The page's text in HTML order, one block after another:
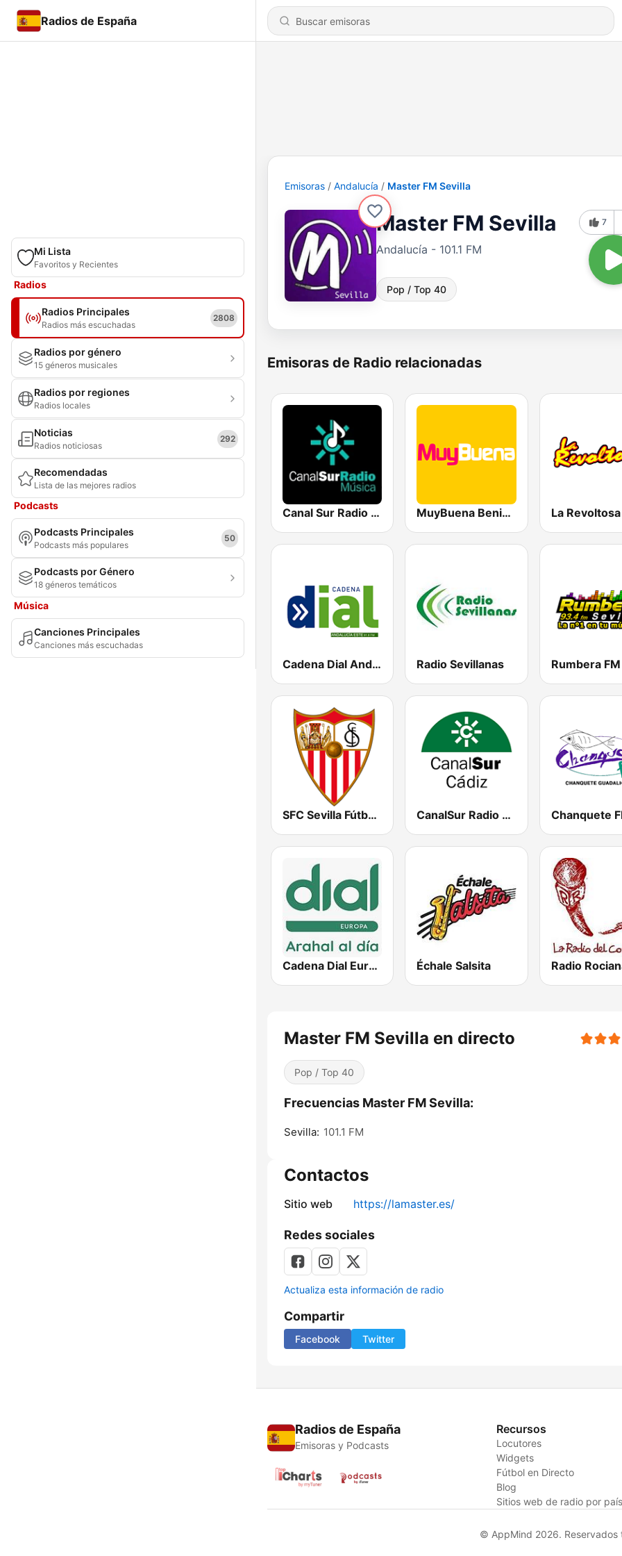
Radios de España
Mi Lista
Favoritos y Recientes
Radios
Radios Principales
Radios más escuchadas
2808
Radios por género
15 géneros musicales
Radios por regiones
Radios locales
Noticias
Radios noticiosas
292
Recomendadas
Lista de las mejores radios
Podcasts
Podcasts Principales
Podcasts más populares
50
Podcasts por Género
18 géneros temáticos
Música
Canciones Principales
Canciones más escuchadas
Emisoras Andalucía Master FM Sevilla
Master FM Sevilla
Andalucía - 101.1 FM
Pop / Top 40
7
Emisoras de Radio relacionadas
Canal Sur Radio Música MuyBuena Benidorm La
Cadena Dial Andalucía Este 91.8 FM Radio Sevillanas Rumbera FM
SFC Sevilla Fútbol Club Radio 91.6 CanalSur Radio Cádiz
Cadena Dial Europa Échale Salsita Radio
Master FM Sevilla en directo
Pop / Top 40
Frecuencias Master FM Sevilla:
Sevilla: 101.1 FM
Contactos
Sitio web https://lamaster.es/
Redes sociales
Actualiza esta información de radio
Compartir
Facebook Twitter
Radios de España
Emisoras y Podcasts
Recursos
Locutores
Widgets
Fútbol en Directo
Blog
Sitios web de radio por
© AppMind 2026. Reservados